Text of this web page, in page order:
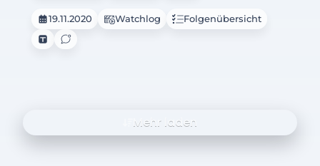
19.11.2020 Watchlog Folgenübersicht
Mehr laden